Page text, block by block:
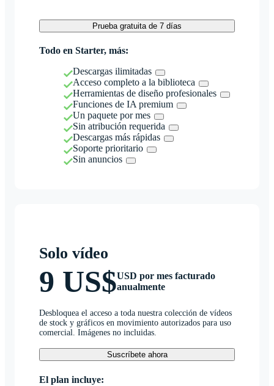
Prueba gratuita de 7 días
Todo en Starter, más:
Descargas ilimitadas
Acceso completo a la biblioteca
Herramientas de diseño profesionales
Funciones de IA premium
Un paquete por mes
Sin atribución requerida
Descargas más rápidas
Soporte prioritario
Sin anuncios
Solo vídeo
9 US$USD por mes facturado
anualmente
Desbloquea el acceso a toda nuestra colección de vídeos
de stock y gráficos en movimiento autorizados para uso
comercial. Imágenes no incluidas.
Suscríbete ahora
El plan incluye: